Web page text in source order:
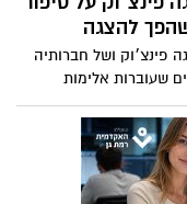
יגנה, כתב וואלה חדשות
להצגה
פינצ׳וק ושל חברותיה
שעוברות אלימות
על הבמה. גם אינגה
ומדהימים